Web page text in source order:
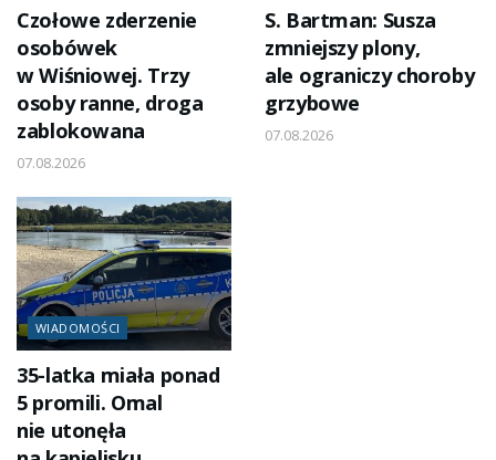
Czołowe zderzenie
osobówek
w Wiśniowej. Trzy
osoby ranne, droga
zablokowana
07.08.2026
S. Bartman: Susza
zmniejszy plony,
ale ograniczy choroby
grzybowe
07.08.2026
WIADOMOŚCI
35-latka miała ponad
5 promili. Omal
nie utonęła